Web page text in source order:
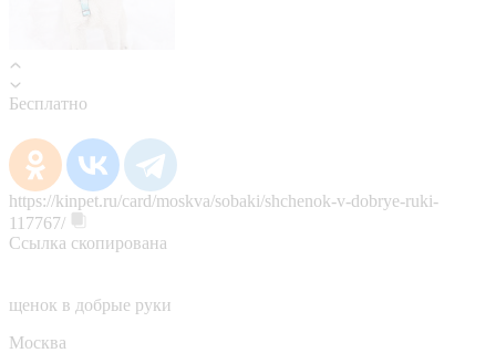
Бесплатно
https://kinpet.ru/card/moskva/sobaki/shchenok-v-dobrye-ruki-
117767/
Ссылка скопирована
щенок в добрые руки
Москва